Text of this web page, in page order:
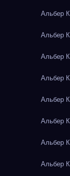
Альбер
Альбер
Альбер
Альбер
Альбер
Альбер
Альбер
Альбер